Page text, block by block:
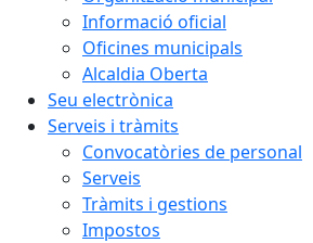
Informació oficial
Oficines municipals
Alcaldia Oberta
Seu electrònica
Serveis i tràmits
Convocatòries de personal
Serveis
Tràmits i gestions
Impostos